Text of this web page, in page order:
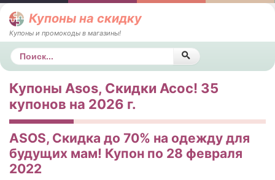
Купоны на скидку
Купоны и промокоды в магазины!
Поиск
Купоны Asos, Скидки Асос! 35
купонов на 2026 г.
ASOS, Скидка до 70% на одежду для
будущих мам! Купон по 28 февраля
2022